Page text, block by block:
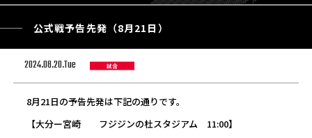
公式戦予告先発（8月21日）
2024.08.20.Tue 試合
8月21日の予告先発は下記の通りです。
【大分ー宮崎 フジジンの杜スタジアム 11:00】